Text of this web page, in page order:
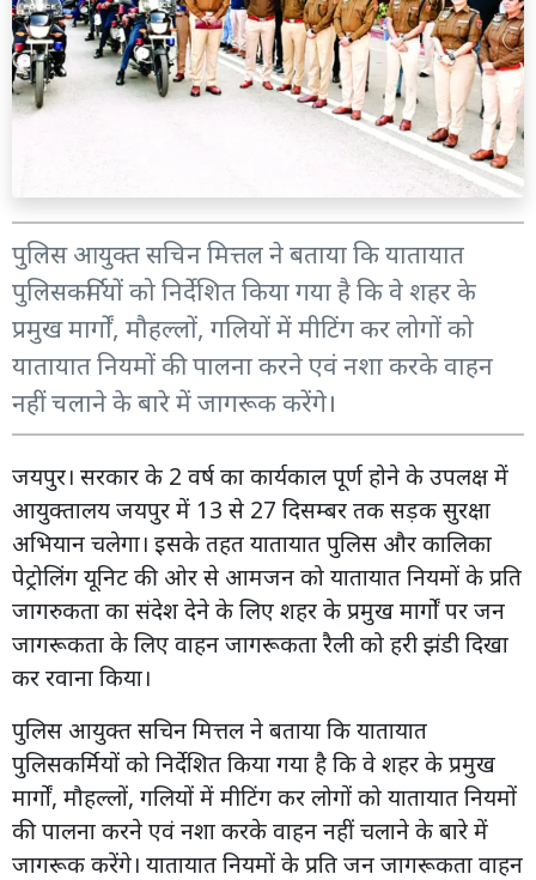
पुलिस आयुक्त सचिन मित्तल ने बताया कि यातायात
पुलिसकर्मियों को निर्देशित किया गया है कि वे शहर के
प्रमुख मार्गों, मौहल्लों, गलियों में मीटिंग कर लोगों को
यातायात नियमों की पालना करने एवं नशा करके वाहन
नहीं चलाने के बारे में जागरूक करेंगे।
जयपुर। सरकार के 2 वर्ष का कार्यकाल पूर्ण होने के उपलक्ष में
आयुक्तालय जयपुर में 13 से 27 दिसम्बर तक सड़क सुरक्षा
अभियान चलेगा। इसके तहत यातायात पुलिस और कालिका
पेट्रोलिंग यूनिट की ओर से आमजन को यातायात नियमों के प्रति
जागरुकता का संदेश देने के लिए शहर के प्रमुख मार्गों पर जन
जागरूकता के लिए वाहन जागरूकता रैली को हरी झंडी दिखा
कर रवाना किया।
पुलिस आयुक्त सचिन मित्तल ने बताया कि यातायात
पुलिसकर्मियों को निर्देशित किया गया है कि वे शहर के प्रमुख
मार्गों, मौहल्लों, गलियों में मीटिंग कर लोगों को यातायात नियमों
की पालना करने एवं नशा करके वाहन नहीं चलाने के बारे में
जागरूक करेंगे। यातायात नियमों के प्रति जन जागरूकता वाहन